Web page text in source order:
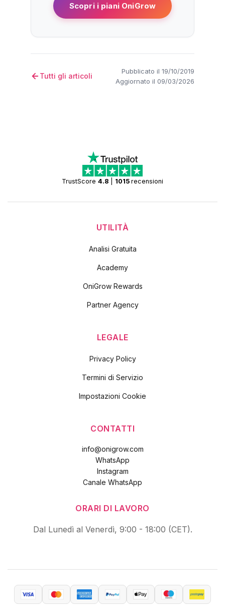
Scopri i piani OniGrow
Tutti gli articoli
Pubblicato il 19/10/2019
Aggiornato il 09/03/2026
TrustScore 4.8 1015 recensioni
UTILITÀ
Analisi Gratuita
Academy
OniGrow Rewards
Partner Agency
LEGALE
Privacy Policy
Termini di Servizio
Impostazioni Cookie
CONTATTI
info@onigrow.com
WhatsApp
Instagram
Canale WhatsApp
ORARI DI LAVORO
Dal Lunedì al Venerdì, 9:00 - 18:00 (CET).